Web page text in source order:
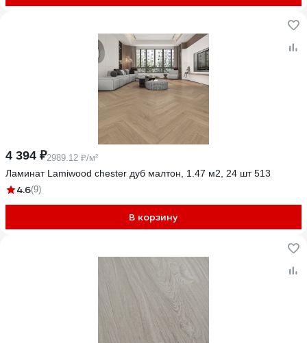
4 394 ₽2989.12 ₽/м²
Ламинат Lamiwood chester дуб малтон, 1.47 м2, 24 шт 513
4.6(9)
В корзину